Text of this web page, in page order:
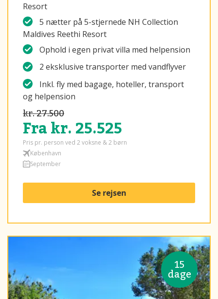
Resort
5 nætter på 5-stjernede NH Collection
Maldives Reethi Resort
Ophold i egen privat villa med helpension
2 eksklusive transporter med vandflyver
Inkl. fly med bagage, hoteller, transport
og helpension
kr. 27.500
Fra kr. 25.525
Pris pr. person ved 2 voksne & 2 børn
København
September
Se rejsen
15
dage